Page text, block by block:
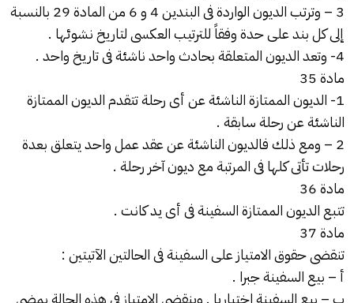
3 – وترتب الديون الواردة فى البندين 4 و 6 من المادة 29 بالنسبة
إلى كل بند على حدة وفقاً للترتيب العكسى لتاريخ نشوئها .
4- وتعد الديون المتعلقة بحادث واحد ناشئة فى تاريخ واحد .
مادة 35
1- الديون الممتازة الناشئة عن أى رحلة تتقدم الديون الممتازة
الناشئة عن رحلة سابقة .
2 – ومع ذلك فالديون الناشئة عن عقد عمل واحد يتعلق بعدة
رحلات تأتى كلها فى المرتبة مع ديون آخر رحلة .
مادة 36
تتبع الديون الممتازة السفينة فى أى يد كانت .
مادة 37
تنقضى حقوق الامتياز على السفينة فى الحالتين الآتيتين :
أ – بيع السفينة جبرا .
ب – بيع السفينة اختياريا . وينقضى الامتياز فى هذه الحالة بمضى